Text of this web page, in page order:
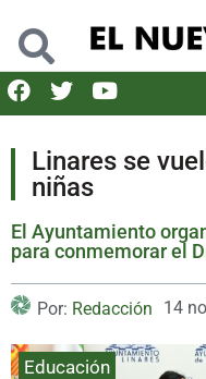
Linares se
niñas
El Ayuntamiento
para conmemorar el
Por: Redacción 14
Educación